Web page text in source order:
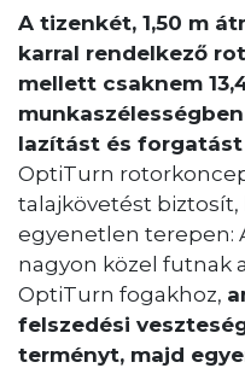
A tizenkét, 1,50 m
karral rendelkező
mellett csaknem
lazítást és
OptiTurn
talajkövetést
egyenetlen terepen:
nagyon közel futnak
OptiTurn fogakhoz,
felszedési
terményt, majd